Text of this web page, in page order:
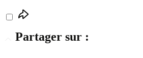
Partager sur :